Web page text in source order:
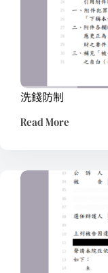
洗錢防制
Read More